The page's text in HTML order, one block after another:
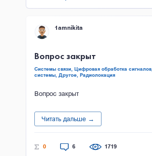
1amnikita
Вопрос закрыт
Системы связи, Цифровая обработка сигналов,
системы, Другое, Радиолокация
Вопрос закрыт
Читать дальше →
0 6 1719